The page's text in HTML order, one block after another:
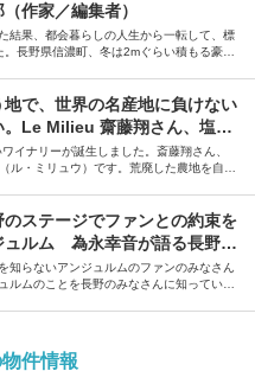
作家／編集者）
結果、都会暮らしの人生から一転して、標
長野県信濃町、冬は2mぐらい積もる豪雪
だきました。
で、世界の名産地に負けない
。Le Milieu 齋藤翔さん、塩瀬
フィー】
イナリーが誕生しました。斎藤翔さん、
ル・ミリュウ）です。荒廃した農地を自分
の魅力について、斎藤さん、塩瀬さんに伺
のステージでファンとの約束を
ュルム 為永幸音が語る長野の
知らないアンジュルムのファンのみなさん
ルムのことを長野のみなさんに知っていた
件情報